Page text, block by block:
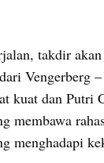
takdir
Vengerberg
kuat dan Putri
membawa
menghadapi